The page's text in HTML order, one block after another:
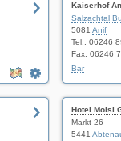
Kaiserhof
Salzachtal
5081 Anif
Tel.: 06246
Fax: 06246
Bar
Hotel Moisl
Markt 26
5441